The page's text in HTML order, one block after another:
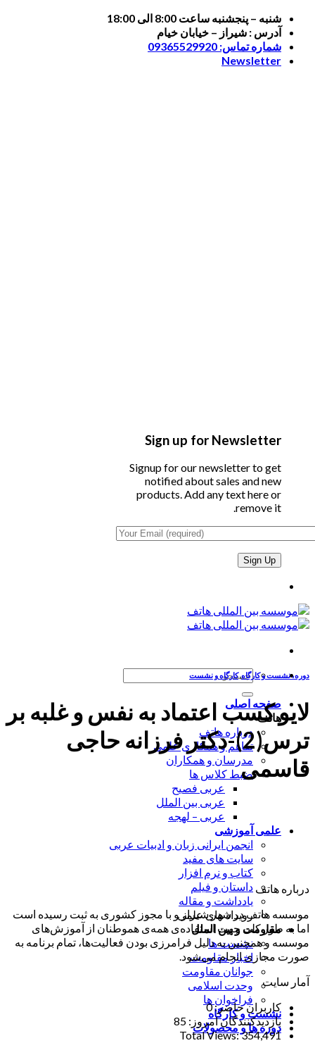
Skip
content
شنبه – پنجشنبه ساعت 8:00 الی 18:00
آدرس : شیراز – خیابان خیام
شماره تماس: 09365529920
Newsletter
Sign up for Newsletter
Signup for our newsletter to get
notified about sales and new
products. Add any text here or
remove it.
جستجو
صفحه اصلی
هاتف
درباره هاتف
تفاهم و همکاری علمی
مدرسان و همکاران
ضبط کلاس ها
عربی فصیح
عربی بین الملل
عربی – لهجه
علمی آموزشی
انجمن ایرانی زبان و ادبیات عربی
سایت های مفید
کتاب و نرم افزار
داستان و فیلم
یادداشت و مقاله
رویداد های علمی
مقاومت و بین الملل
نشست ها
اخبار مقاومت
جوانان مقاومت
وحدت اسلامی
فراخوان ها
نشست و کارگاه
دوره ها و محصولات
دوره، نشست و کارگاه,کارگاه و نشست
لایو کسب اعتماد به نفس و غلبه بر
ترس(2)-دکتر فرزانه حاجی
قاسمی
درباره هاتف
موسسه هاتف در شهر شیراز و با مجوز کشوری به ثبت رسیده است
اما به طور کلی جهت استفاده‌ی همه‌ی هموطنان از آموزش‌های
موسسه و همچنین به دلیل فرامرزی بودن فعالیت‌ها، تمام برنامه به
صورت مجازی انجام می‌شود.
آمار سایت
کاربران حاضر:0
بازدیدکنندگان امروز: 85
Total Views:354,491